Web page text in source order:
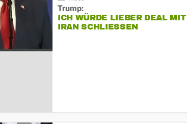
Trump:
ICH WÜRDE LIEBER DEAL MIT
IRAN SCHLIESSEN